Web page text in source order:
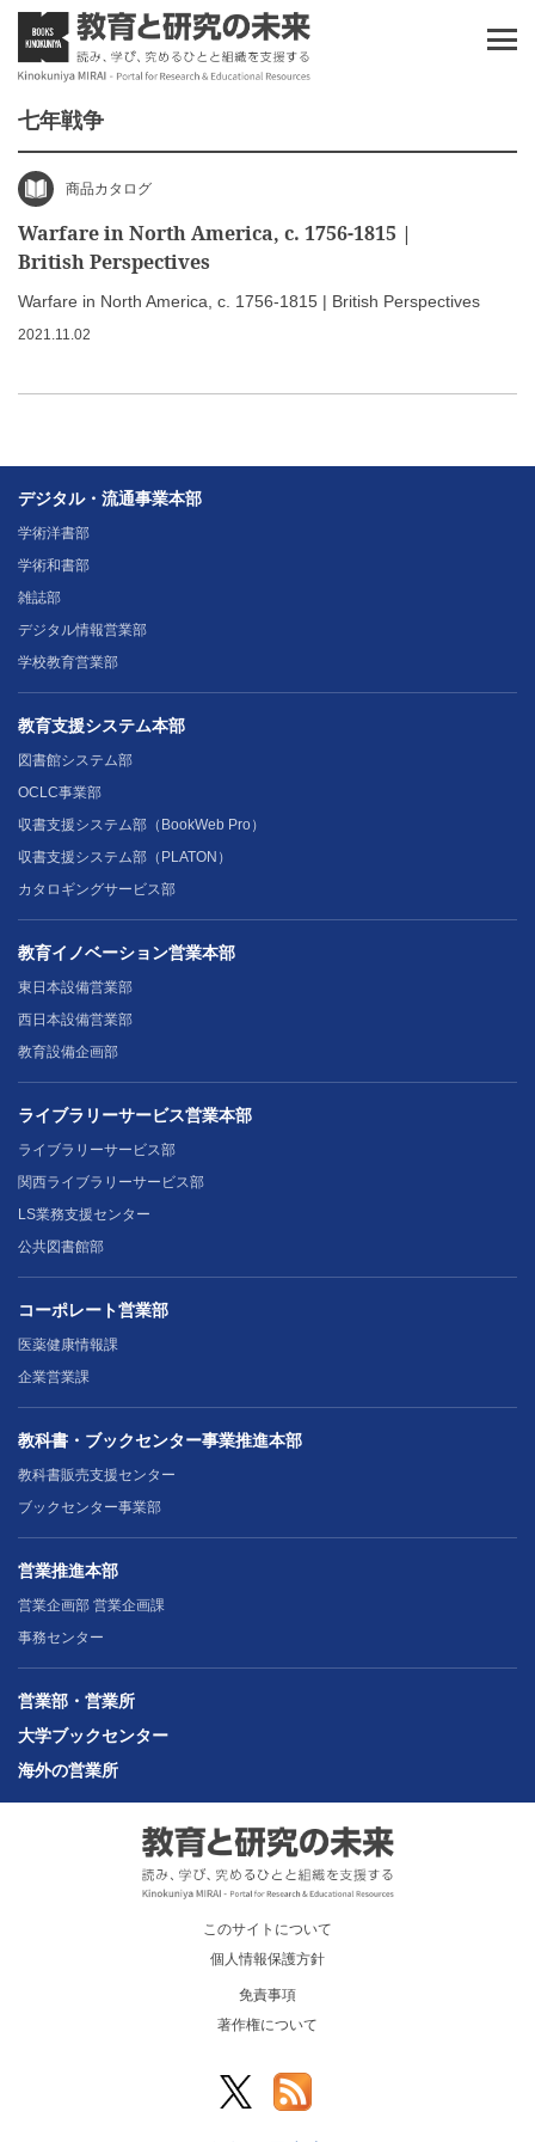
七年戦争
商品カタログ
Warfare in North America, c. 1756-1815 |
British Perspectives
Warfare in North America, c. 1756-1815 | British Perspectives
2021.11.02
デジタル・流通事業本部
学術洋書部
学術和書部
雑誌部
デジタル情報営業部
学校教育営業部
教育支援システム本部
図書館システム部
OCLC事業部
収書支援システム部（BookWeb Pro）
収書支援システム部（PLATON）
カタロギングサービス部
教育イノベーション営業本部
東日本設備営業部
西日本設備営業部
教育設備企画部
ライブラリーサービス営業本部
ライブラリーサービス部
関西ライブラリーサービス部
LS業務支援センター
公共図書館部
コーポレート営業部
医薬健康情報課
企業営業課
教科書・ブックセンター事業推進本部
教科書販売支援センター
ブックセンター事業部
営業推進本部
営業企画部 営業企画課
事務センター
営業部・営業所
大学ブックセンター
海外の営業所
このサイトについて
個人情報保護方針
免責事項
著作権について